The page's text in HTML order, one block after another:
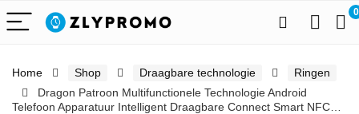
0
Home Shop Draagbare technologie
Ringen
Dragon Patroon Multifunctionele Technologie Android
Telefoon Apparatuur Intelligent Draagbare Connect Smart NFC…